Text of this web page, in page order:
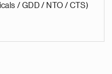
/ GDD / NTO / CTS)